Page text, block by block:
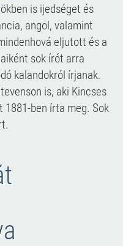
is ijedséget és
angol, valamint
eljutott és a
sok írót arra
kalandokról írjanak.
is, aki Kincses
ben írta meg. Sok